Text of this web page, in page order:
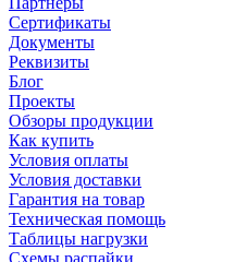
Сертификаты
Документы
Реквизиты
Блог
Проекты
Обзоры продукции
Как купить
Условия оплаты
Условия доставки
Гарантия на товар
Техническая помощь
Таблицы нагрузки
Схемы распайки